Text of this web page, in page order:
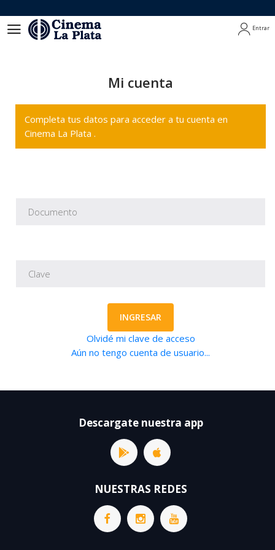
Entrar
Mi cuenta
Completa tus datos para acceder a tu cuenta en
Cinema La Plata .
INGRESAR
Olvidé mi clave de acceso
Aún no tengo cuenta de usuario...
Descargate nuestra app
NUESTRAS REDES